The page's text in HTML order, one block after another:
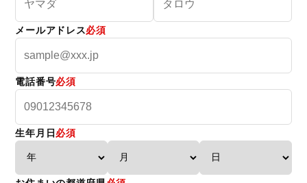
メールアドレス必須
電話番号必須
生年月日必須